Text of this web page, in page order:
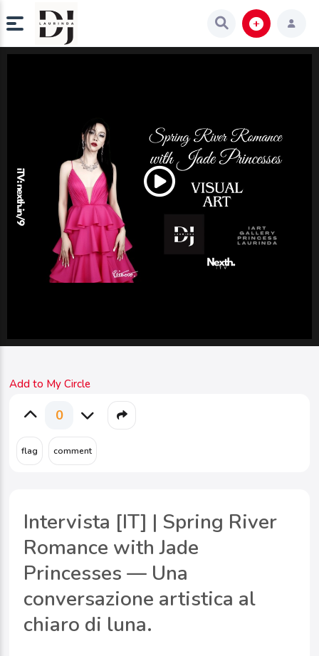
Video
Add to My Circle
0
Intervista [IT] | Spring River
Romance with Jade
Princesses — Una
conversazione artistica al
chiaro di luna.